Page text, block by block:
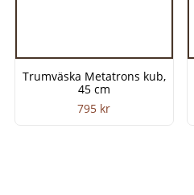
Trumväska Metatrons kub,
45 cm
795 kr